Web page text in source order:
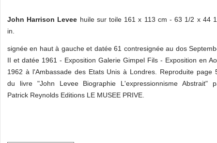
John Harrison Levee huile sur toile 161 x 113 cm - 63 1/2 x 44
in.
signée en haut à gauche et datée 61 contresignée au dos
II et datée 1961 - Exposition Galerie Gimpel Fils - Exposition en
1962 à l'Ambassade des Etats Unis à Londres. Reproduite page
du livre "John Levee Biographie L'expressionnisme Abstrait"
Patrick Reynolds Editions LE MUSEE PRIVE.